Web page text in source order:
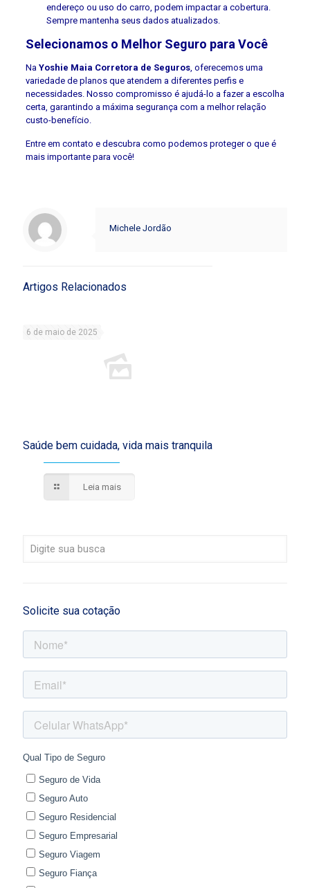
endereço ou uso do carro, podem impactar a cobertura.
Sempre mantenha seus dados atualizados.
Selecionamos o Melhor Seguro para Você
Na Yoshie Maia Corretora de Seguros, oferecemos uma
variedade de planos que atendem a diferentes perfis e
necessidades. Nosso compromisso é ajudá-lo a fazer a escolha
certa, garantindo a máxima segurança com a melhor relação
custo-benefício.
Entre em contato e descubra como podemos proteger o que é
mais importante para você!
Michele Jordão
Artigos Relacionados
6 de maio de 2025
Saúde bem cuidada, vida mais tranquila
Leia mais
Solicite sua cotação